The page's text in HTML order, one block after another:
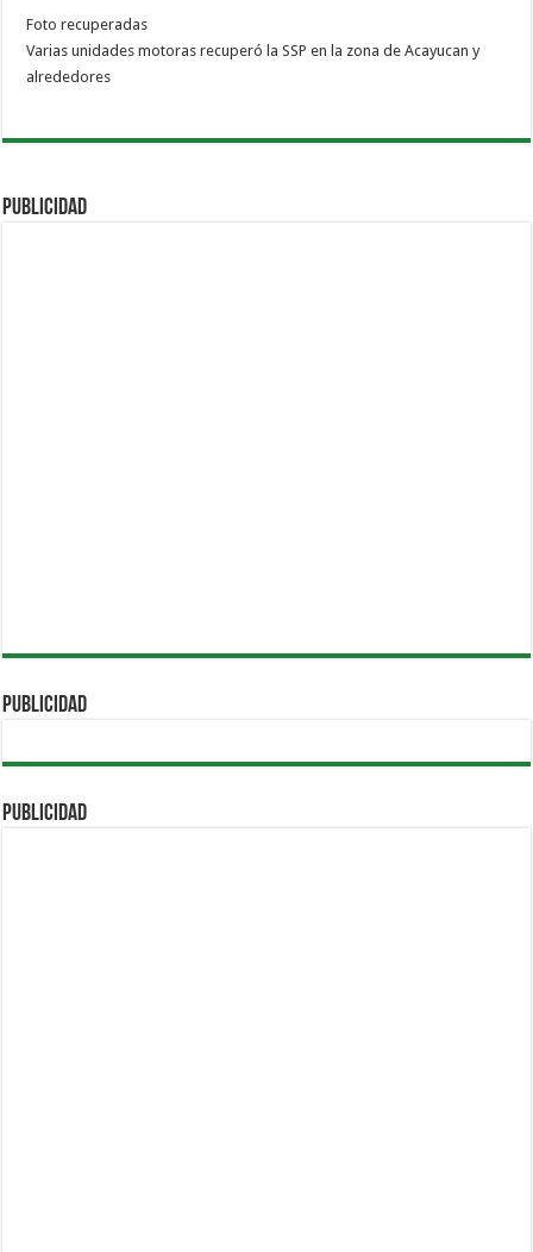
Foto recuperadas
Varias unidades motoras recuperó la SSP en la zona de Acayucan y
alrededores
PUBLICIDAD
PUBLICIDAD
PUBLICIDAD